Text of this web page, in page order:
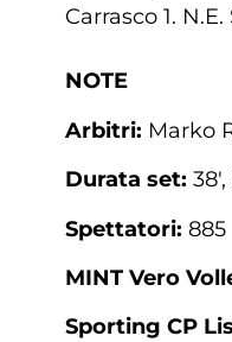
Carrasco 1.
NOTE
Arbitri: Marko
Durata set:
Spettatori: 885
MINT Vero
Sporting CP